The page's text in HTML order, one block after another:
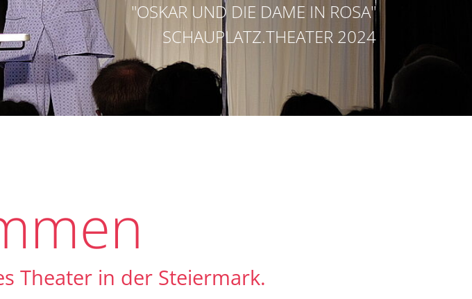
"OSKAR UND DIE DAME IN ROSA"
SCHAUPLATZ.THEATER 2024
Theater in der Steiermark.